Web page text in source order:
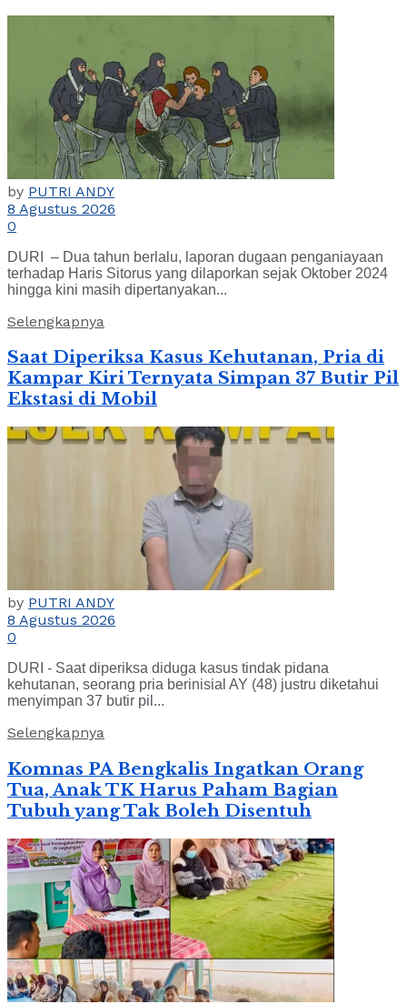
by PUTRI ANDY
8 Agustus 2026
0
DURI – Dua tahun berlalu, laporan dugaan penganiayaan
terhadap Haris Sitorus yang dilaporkan sejak Oktober 2024
hingga kini masih dipertanyakan...
Selengkapnya
Saat Diperiksa Kasus Kehutanan, Pria di
Kampar Kiri Ternyata Simpan 37 Butir Pil
Ekstasi di Mobil
by PUTRI ANDY
8 Agustus 2026
0
DURI - Saat diperiksa diduga kasus tindak pidana
kehutanan, seorang pria berinisial AY (48) justru diketahui
menyimpan 37 butir pil...
Selengkapnya
Komnas PA Bengkalis Ingatkan Orang
Tua, Anak TK Harus Paham Bagian
Tubuh yang Tak Boleh Disentuh